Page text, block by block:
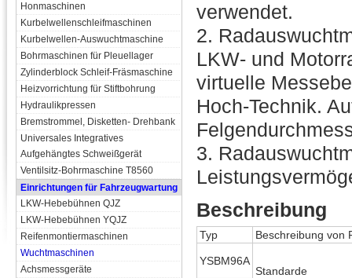
Honmaschinen
Kurbelwellenschleifmaschinen
Kurbelwellen-Auswuchtmaschine
Bohrmaschinen für Pleuellager
Zylinderblock Schleif-Fräsmaschine
Heizvorrichtung für Stiftbohrung
Hydraulikpressen
Bremstrommel, Disketten- Drehbank
Universales Integratives
Aufgehängtes Schweißgerät
Ventilsitz-Bohrmaschine T8560
Einrichtungen für Fahrzeugwartung
LKW-Hebebühnen QJZ
LKW-Hebebühnen YQJZ
Reifenmontiermaschinen
Wuchtmaschinen
Achsmessgeräte
verwendet.
2.
LKW- und
virtuelle
Hoch-Technik.
3.
Beschreibung
Typ Beschreibung von
YSBM96A
Standarde